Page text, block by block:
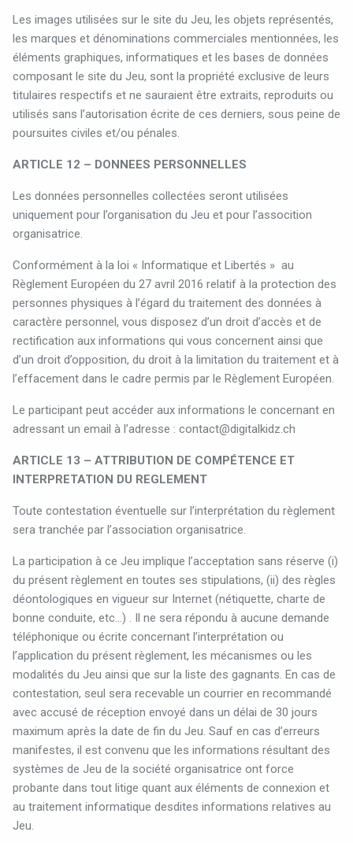
Les images utilisées sur le site du Jeu, les objets représentés,
les marques et dénominations commerciales mentionnées, les
éléments graphiques, informatiques et les bases de données
composant le site du Jeu, sont la propriété exclusive de leurs
titulaires respectifs et ne sauraient être extraits, reproduits ou
utilisés sans l’autorisation écrite de ces derniers, sous peine de
poursuites civiles et/ou pénales.
ARTICLE 12 – DONNEES PERSONNELLES
Les données personnelles collectées seront utilisées
uniquement pour l’organisation du Jeu et pour l’assocition
organisatrice.
Conformément à la loi « Informatique et Libertés » au
Règlement Européen du 27 avril 2016 relatif à la protection des
personnes physiques à l’égard du traitement des données à
caractère personnel, vous disposez d’un droit d’accès et de
rectification aux informations qui vous concernent ainsi que
d’un droit d’opposition, du droit à la limitation du traitement et à
l’effacement dans le cadre permis par le Règlement Européen.
Le participant peut accéder aux informations le concernant en
adressant un email à l’adresse : contact@digitalkidz.ch
ARTICLE 13 – ATTRIBUTION DE COMPÉTENCE ET
INTERPRETATION DU REGLEMENT
Toute contestation éventuelle sur l’interprétation du règlement
sera tranchée par l’association organisatrice.
La participation à ce Jeu implique l’acceptation sans réserve (i)
du présent règlement en toutes ses stipulations, (ii) des règles
déontologiques en vigueur sur Internet (nétiquette, charte de
bonne conduite, etc…) . Il ne sera répondu à aucune demande
téléphonique ou écrite concernant l’interprétation ou
l’application du présent règlement, les mécanismes ou les
modalités du Jeu ainsi que sur la liste des gagnants. En cas de
contestation, seul sera recevable un courrier en recommandé
avec accusé de réception envoyé dans un délai de 30 jours
maximum après la date de fin du Jeu. Sauf en cas d’erreurs
manifestes, il est convenu que les informations résultant des
systèmes de Jeu de la société organisatrice ont force
probante dans tout litige quant aux éléments de connexion et
au traitement informatique desdites informations relatives au
Jeu.